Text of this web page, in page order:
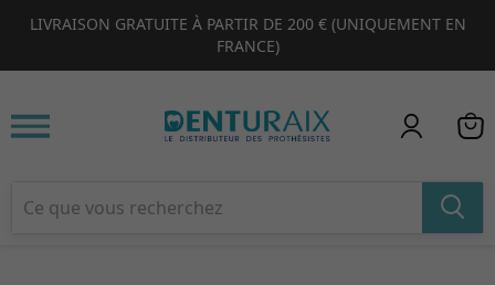
LIVRAISON GRATUITE À PARTIR DE 200 € (UNIQUEMENT EN
FRANCE)
1 2 3 4